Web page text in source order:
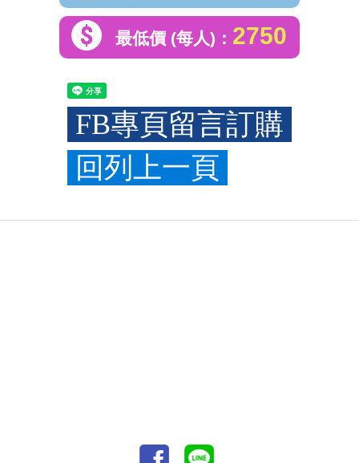
最低價 (每人)： 2750
FB專頁留言訂購
回列上一頁